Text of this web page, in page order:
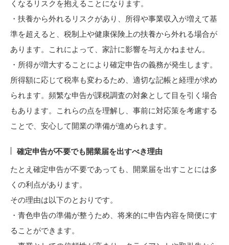
くなるリスクを抱えることになります。
・扶養から外れるリスクがあり、所得や事業収入が増えて基
準を超えると、税制上や健康保険上の扶養から外れる場合が
あります。これによって、家計に影響を与えかねません。
・所得が増大することにより確定申告の義務が発生します。
所得額に応じて税率も変わるため、適切な記帳と経理が求め
られます。頻繁な申告が課税調査の対象として目を引く場合
もあります。これらの点を理解し、事前に対応策を考慮する
ことで、安心して開業の準備が進められます。
確定申告が不要でも開業届を出すべき理由
たとえ確定申告が不要であっても、開業届を出すことには多
くの利点があります。
その理由は以下のとおりです。
・青色申告の準備が整うため、将来的に申告内容を簡便にす
ることができます。